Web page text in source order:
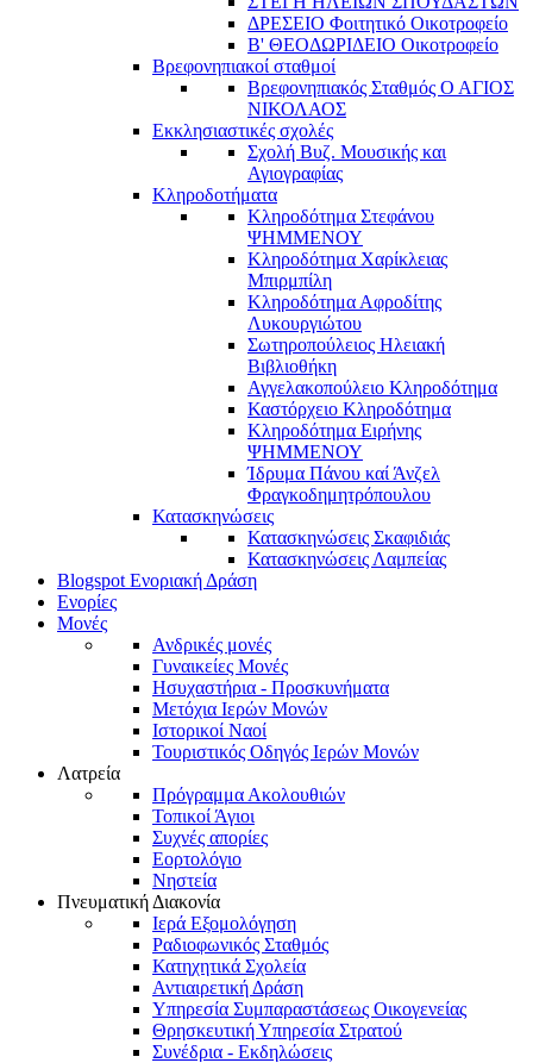
ΔΡΕΣΕΙΟ Φοιτητικό Οικοτροφείο
Β' ΘΕΟΔΩΡΙΔΕΙΟ Οικοτροφείο
Βρεφονηπιακοί σταθμοί
Βρεφονηπιακός Σταθμός Ο ΑΓΙΟΣ
ΝΙΚΟΛΑΟΣ
Εκκλησιαστικές σχολές
Σχολή Βυζ. Μουσικής και
Αγιογραφίας
Κληροδοτήματα
Κληροδότημα Στεφάνου
ΨΗΜΜΕΝΟΥ
Κληροδότημα Χαρίκλειας
Μπιρμπίλη
Κληροδότημα Αφροδίτης
Λυκουργιώτου
Σωτηροπούλειος Ηλειακή
Βιβλιοθήκη
Αγγελακοπούλειο Κληροδότημα
Καστόρχειο Κληροδότημα
Κληροδότημα Ειρήνης
ΨΗΜΜΕΝΟΥ
Ίδρυμα Πάνου καί Άνζελ
Φραγκοδημητρόπουλου
Κατασκηνώσεις
Κατασκηνώσεις Σκαφιδιάς
Κατασκηνώσεις Λαμπείας
Blogspot Ενοριακή Δράση
Ενορίες
Μονές
Ανδρικές μονές
Γυναικείες Μονές
Ησυχαστήρια - Προσκυνήματα
Μετόχια Ιερών Μονών
Ιστορικοί Ναοί
Τουριστικός Οδηγός Ιερών Μονών
Λατρεία
Πρόγραμμα Ακολουθιών
Τοπικοί Άγιοι
Συχνές απορίες
Εορτολόγιο
Νηστεία
Πνευματική Διακονία
Ιερά Εξομολόγηση
Ραδιοφωνικός Σταθμός
Κατηχητικά Σχολεία
Αντιαιρετική Δράση
Υπηρεσία Συμπαραστάσεως Οικογενείας
Θρησκευτική Υπηρεσία Στρατού
Συνέδρια - Εκδηλώσεις